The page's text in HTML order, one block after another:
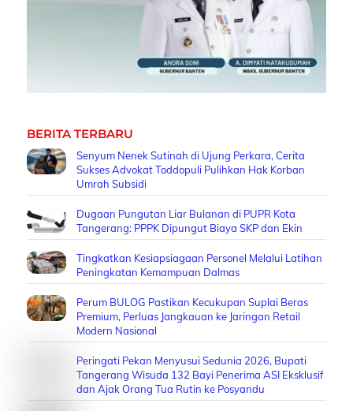
BERITA TERBARU
Senyum Nenek Sutinah di Ujung Perkara, Cerita
Sukses Advokat Toddopuli Pulihkan Hak Korban
Umrah Subsidi
Dugaan Pungutan Liar Bulanan di PUPR Kota
Tangerang: PPPK Dipungut Biaya SKP dan Ekin
Tingkatkan Kesiapsiagaan Personel Melalui Latihan
Peningkatan Kemampuan Dalmas
Perum BULOG Pastikan Kecukupan Suplai Beras
Premium, Perluas Jangkauan ke Jaringan Retail
Modern Nasional
Peringati Pekan Menyusui Sedunia 2026, Bupati
Tangerang Wisuda 132 Bayi Penerima ASI Eksklusif
dan Ajak Orang Tua Rutin ke Posyandu